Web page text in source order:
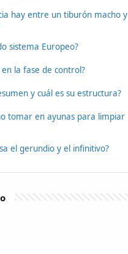
hay entre un tiburón macho y
sistema Europeo?
en la fase de control?
y cuál es su estructura?
tomar en ayunas para limpiar
el gerundio y el infinitivo?